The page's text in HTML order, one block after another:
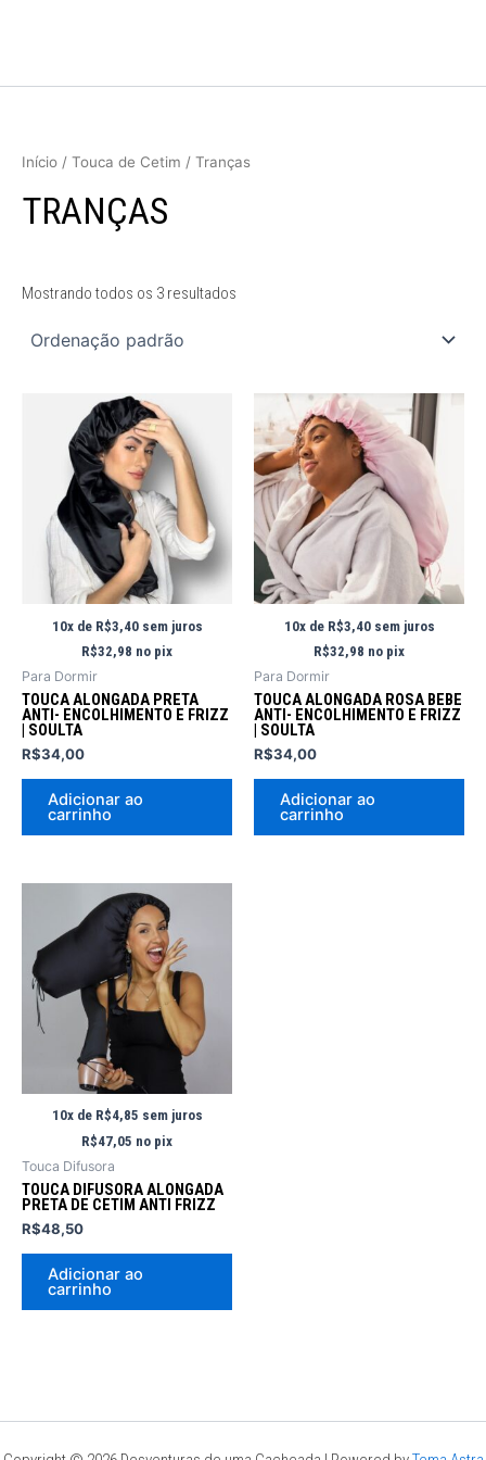
conteúdo
Início / Touca de Cetim / Tranças
TRANÇAS
Mostrando todos os 3 resultados
10x de R$3,40 sem juros
R$32,98 no pix
Para Dormir
TOUCA ALONGADA PRETA
ANTI- ENCOLHIMENTO E FRIZZ
| SOULTA
R$34,00
Adicionar ao
carrinho
10x de R$3,40 sem juros
R$32,98 no pix
Para Dormir
TOUCA ALONGADA ROSA BEBE
ANTI- ENCOLHIMENTO E FRIZZ
| SOULTA
R$34,00
Adicionar ao
carrinho
10x de R$4,85 sem juros
R$47,05 no pix
Touca Difusora
TOUCA DIFUSORA ALONGADA
PRETA DE CETIM ANTI FRIZZ
R$48,50
Adicionar ao
carrinho